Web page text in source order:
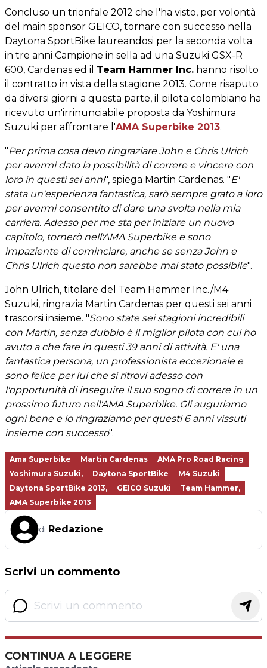
Concluso un trionfale 2012 che l'ha visto, per volontà
del main sponsor GEICO, tornare con successo nella
Daytona SportBike laureandosi per la seconda volta
in tre anni Campione in sella ad una Suzuki GSX-R
600, Cardenas ed il Team Hammer Inc. hanno risolto
il contratto in vista della stagione 2013. Come risaputo
da diversi giorni a questa parte, il pilota colombiano ha
ricevuto un'irrinunciabile proposta da Yoshimura
Suzuki per affrontare l'AMA Superbike 2013.
"Per prima cosa devo ringraziare John e Chris Ulrich
per avermi dato la possibilità di correre e vincere con
loro in questi sei anni", spiega Martin Cardenas. "E'
stata un'esperienza fantastica, sarò sempre grato a loro
per avermi consentito di dare una svolta nella mia
carriera. Adesso per me sta per iniziare un nuovo
capitolo, tornerò nell'AMA Superbike e sono
impaziente di cominciare, anche se senza John e
Chris Ulrich questo non sarebbe mai stato possibile".
John Ulrich, titolare del Team Hammer Inc./M4
Suzuki, ringrazia Martin Cardenas per questi sei anni
trascorsi insieme. "Sono state sei stagioni incredibili
con Martin, senza dubbio è il miglior pilota con cui ho
avuto a che fare in questi 39 anni di attività. E' una
fantastica persona, un professionista eccezionale e
sono felice per lui che si ritrovi adesso con
l'opportunità di inseguire il suo sogno di correre in un
prossimo futuro nell'AMA Superbike. Gli auguriamo
ogni bene e lo ringraziamo per questi 6 anni vissuti
insieme con successo".
Ama Superbike Martin Cardenas
AMA Pro Road Racing
Yoshimura Suzuki,
Daytona SportBike
M4 Suzuki
Daytona SportBike 2013,
GEICO Suzuki
Team Hammer,
AMA Superbike 2013
di Redazione
Scrivi un commento
CONTINUA A LEGGERE